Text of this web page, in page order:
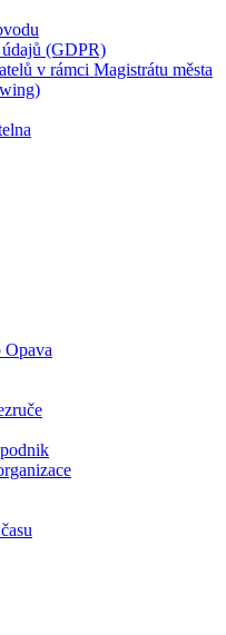
(GDPR)
v rámci Magistrátu města
Opava